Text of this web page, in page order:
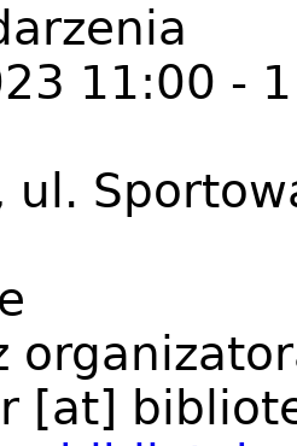
11:00 -
ul.
[at]